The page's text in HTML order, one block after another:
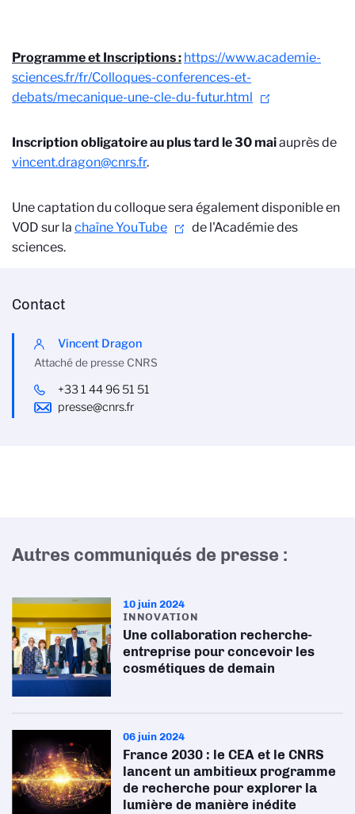
Programme et Inscriptions : https://www.academie-
sciences.fr/fr/Colloques-conferences-et-
debats/mecanique-une-cle-du-futur.html
Inscription obligatoire au plus tard le 30 maiauprès de
vincent.dragon@cnrs.fr.
Une captation du colloque sera également disponible en
VOD sur la chaîne YouTube
de l'Académie des
sciences.
Contact
Vincent Dragon
Attaché de presse CNRS
+33 1 44 96 51 51
presse@cnrs.fr
Autres communiqués de presse :
10 juin 2024
INNOVATION
Une collaboration recherche-
entreprise pour concevoir les
cosmétiques de demain
06 juin 2024
France 2030 : le CEA et le CNRS
lancent un ambitieux programme
de recherche pour explorer la
lumière de manière inédite